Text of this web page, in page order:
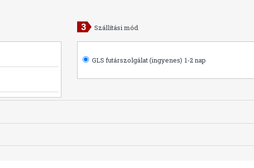
Szállítási mód
GLS futárszolgálat (ingyenes) 1-2 nap